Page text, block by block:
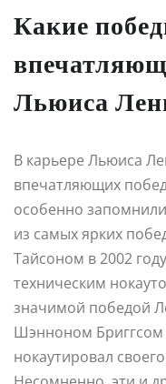
Какие
Льюиса
В карьере Льюиса
впечатляющих
особенно
из самых ярких
Тайсоном в 2002
техническим
значимой победой
Шэнноном Бриггсом
нокаутировал